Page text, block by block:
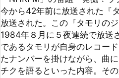
1984年８月に５夜連続で放送さ
であるタモリが自身のレコード
たナンバーを掛けながら、曲に
チクを語るといった内容。その
のナンシーウィルソンのアルバ
who I saw todayである。
パートナーとして登場した加賀